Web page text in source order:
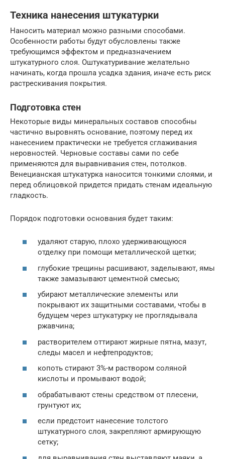
Техника нанесения штукатурки
Наносить материал можно разными способами.
Особенности работы будут обусловлены также
требующимся эффектом и предназначением
штукатурного слоя. Оштукатуривание желательно
начинать, когда прошла усадка здания, иначе есть риск
растрескивания покрытия.
Подготовка стен
Некоторые виды минеральных составов способны
частично выровнять основание, поэтому перед их
нанесением практически не требуется сглаживания
неровностей. Черновые составы сами по себе
применяются для выравнивания стен, потолков.
Венецианская штукатурка наносится тонкими слоями, и
перед облицовкой придется придать стенам идеальную
гладкость.
Порядок подготовки основания будет таким:
удаляют старую, плохо удерживающуюся
отделку при помощи металлической щетки;
глубокие трещины расшивают, заделывают, ямы
также замазывают цементной смесью;
убирают металлические элементы или
покрывают их защитными составами, чтобы в
будущем через штукатурку не проглядывала
ржавчина;
растворителем оттирают жирные пятна, мазут,
следы масел и нефтепродуктов;
копоть стирают 3%-м раствором соляной
кислоты и промывают водой;
обрабатывают стены средством от плесени,
грунтуют их;
если предстоит нанесение толстого
штукатурного слоя, закрепляют армирующую
сетку;